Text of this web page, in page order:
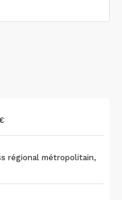
régional métropolitain,